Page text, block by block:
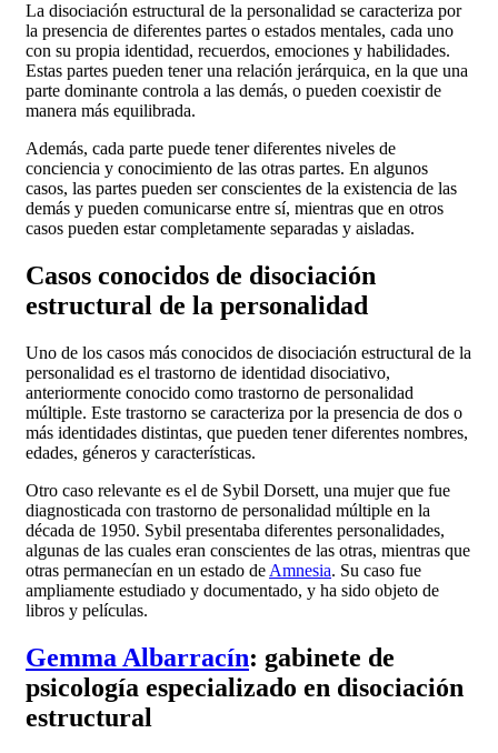
La disociación estructural de la personalidad se caracteriza por
la presencia de diferentes partes o estados mentales, cada uno
con su propia identidad, recuerdos, emociones y habilidades.
Estas partes pueden tener una relación jerárquica, en la que una
parte dominante controla a las demás, o pueden coexistir de
manera más equilibrada.
Además, cada parte puede tener diferentes niveles de
conciencia y conocimiento de las otras partes. En algunos
casos, las partes pueden ser conscientes de la existencia de las
demás y pueden comunicarse entre sí, mientras que en otros
casos pueden estar completamente separadas y aisladas.
Casos conocidos de disociación
estructural de la personalidad
Uno de los casos más conocidos de disociación estructural de la
personalidad es el trastorno de identidad disociativo,
anteriormente conocido como trastorno de personalidad
múltiple. Este trastorno se caracteriza por la presencia de dos o
más identidades distintas, que pueden tener diferentes nombres,
edades, géneros y características.
Otro caso relevante es el de Sybil Dorsett, una mujer que fue
diagnosticada con trastorno de personalidad múltiple en la
década de 1950. Sybil presentaba diferentes personalidades,
algunas de las cuales eran conscientes de las otras, mientras que
otras permanecían en un estado de Amnesia. Su caso fue
ampliamente estudiado y documentado, y ha sido objeto de
libros y películas.
Gemma Albarracín: gabinete de
psicología especializado en disociación
estructural